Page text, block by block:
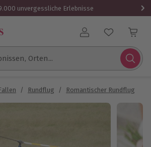
unvergessliche Erlebnisse
Benutzerkonto
Orten...
/ Rundflug / Romantischer Rundflug